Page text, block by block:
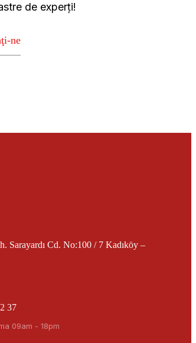
de experți!
ne​
Sarayardı Cd. No:100 / 7 Kadıköy –
37
09am - 18pm